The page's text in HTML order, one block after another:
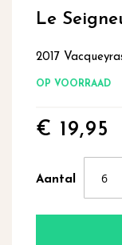
van
afbeeldingen-
Le
2017
OP VOORRAAD
€ 19,95
Aantal